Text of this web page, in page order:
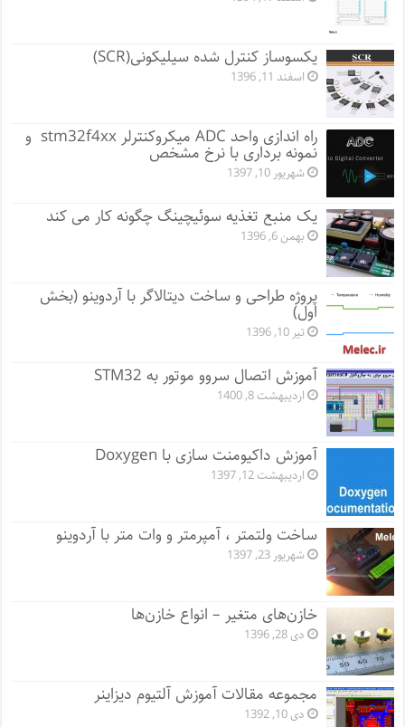
یکسوساز کنترل شده سیلیکونی(SCR)
اسفند 11, 1396
راه اندازی واحد ADC میکروکنترلر stm32f4xx و
نمونه برداری با نرخ مشخص
شهریور 10, 1397
یک منبع تغذیه سوئیچینگ چگونه کار می کند
بهمن 6, 1396
پروژه طراحی و ساخت دیتالاگر با آردوینو (بخش
اول)
تیر 10, 1396
آموزش اتصال سروو موتور به STM32
اردیبهشت 8, 1400
آموزش داکیومنت سازی با Doxygen
اردیبهشت 12, 1397
ساخت ولتمتر ، آمپرمتر و وات متر با آردوینو
شهریور 23, 1397
خازن‌های متغیر – انواع خازن‌ها
دی 28, 1396
مجموعه مقالات آموزش آلتیوم دیزاینر
دی 10, 1392